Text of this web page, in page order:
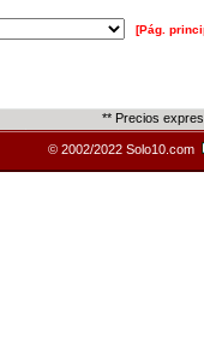
[Pág.
** Precios
© 2002/2022 Solo10.com